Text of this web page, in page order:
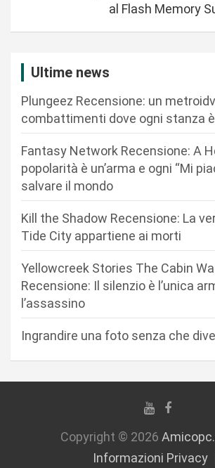
a
al Flash Memory
Ultime news
Plungeez Recensione: un
combattimenti dove ogni stanza
Fantasy Network Recensione: A
popolarità è un’arma e ogni “Mi
salvare il mondo
Kill the Shadow Recensione: La
Tide City appartiene ai morti
Yellowcreek Stories The Cabin
Recensione: Il silenzio è l’unica
l’assassino
Ingrandire una foto senza che
Copyright © 2026
Informazioni Privacy